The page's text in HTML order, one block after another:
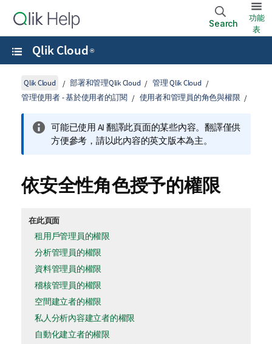
Search
功能
表
Qlik Cloud ®
Qlik Cloud 部署和管理Qlik Cloud
管理 Qlik Cloud
管理使用者 - 基於使用者的訂閱
使用者和管理員的角色與權限
可能已使用 AI 翻譯此頁面的某些內容。翻譯僅供
方便參考，請以此內容的英文版本為主。
依安全性角色授予的權限
在此頁面
租用戶管理員的權限
分析管理員的權限
資料管理員的權限
稽核管理員的權限
空間建立者的權限
私人分析內容建立者的權限
自動化建立者的權限